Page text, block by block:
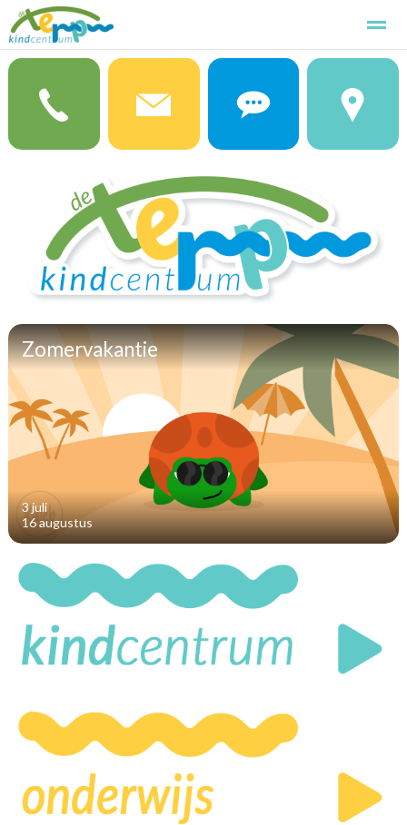
Kindcentrum de Terp Kennismaken Aanmelden
Zoeken Pagina's
Zomervakantie
3 juli
16 augustus